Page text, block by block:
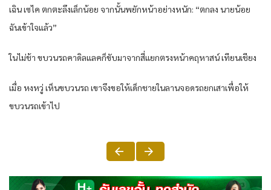
เฉิน เซไค ตกตะลึงเล็กน้อย จากนั้นพยักหน้าอย่างหนัก: “ตกลง นายน้อย
ฉันเข้าใจแล้ว”
ในไม่ช้า ขบวนรถคาดิลแลคก็ขับมาจากสี่แยกตรงหน้าคฤหาสน์ เทียนเชียง
เมื่อ หงหวู่ เห็นขบวนรถ เขาจึงขอให้เด็กชายในลานจอดรถยกเสาเพื่อให้
ขบวนรถเข้าไป